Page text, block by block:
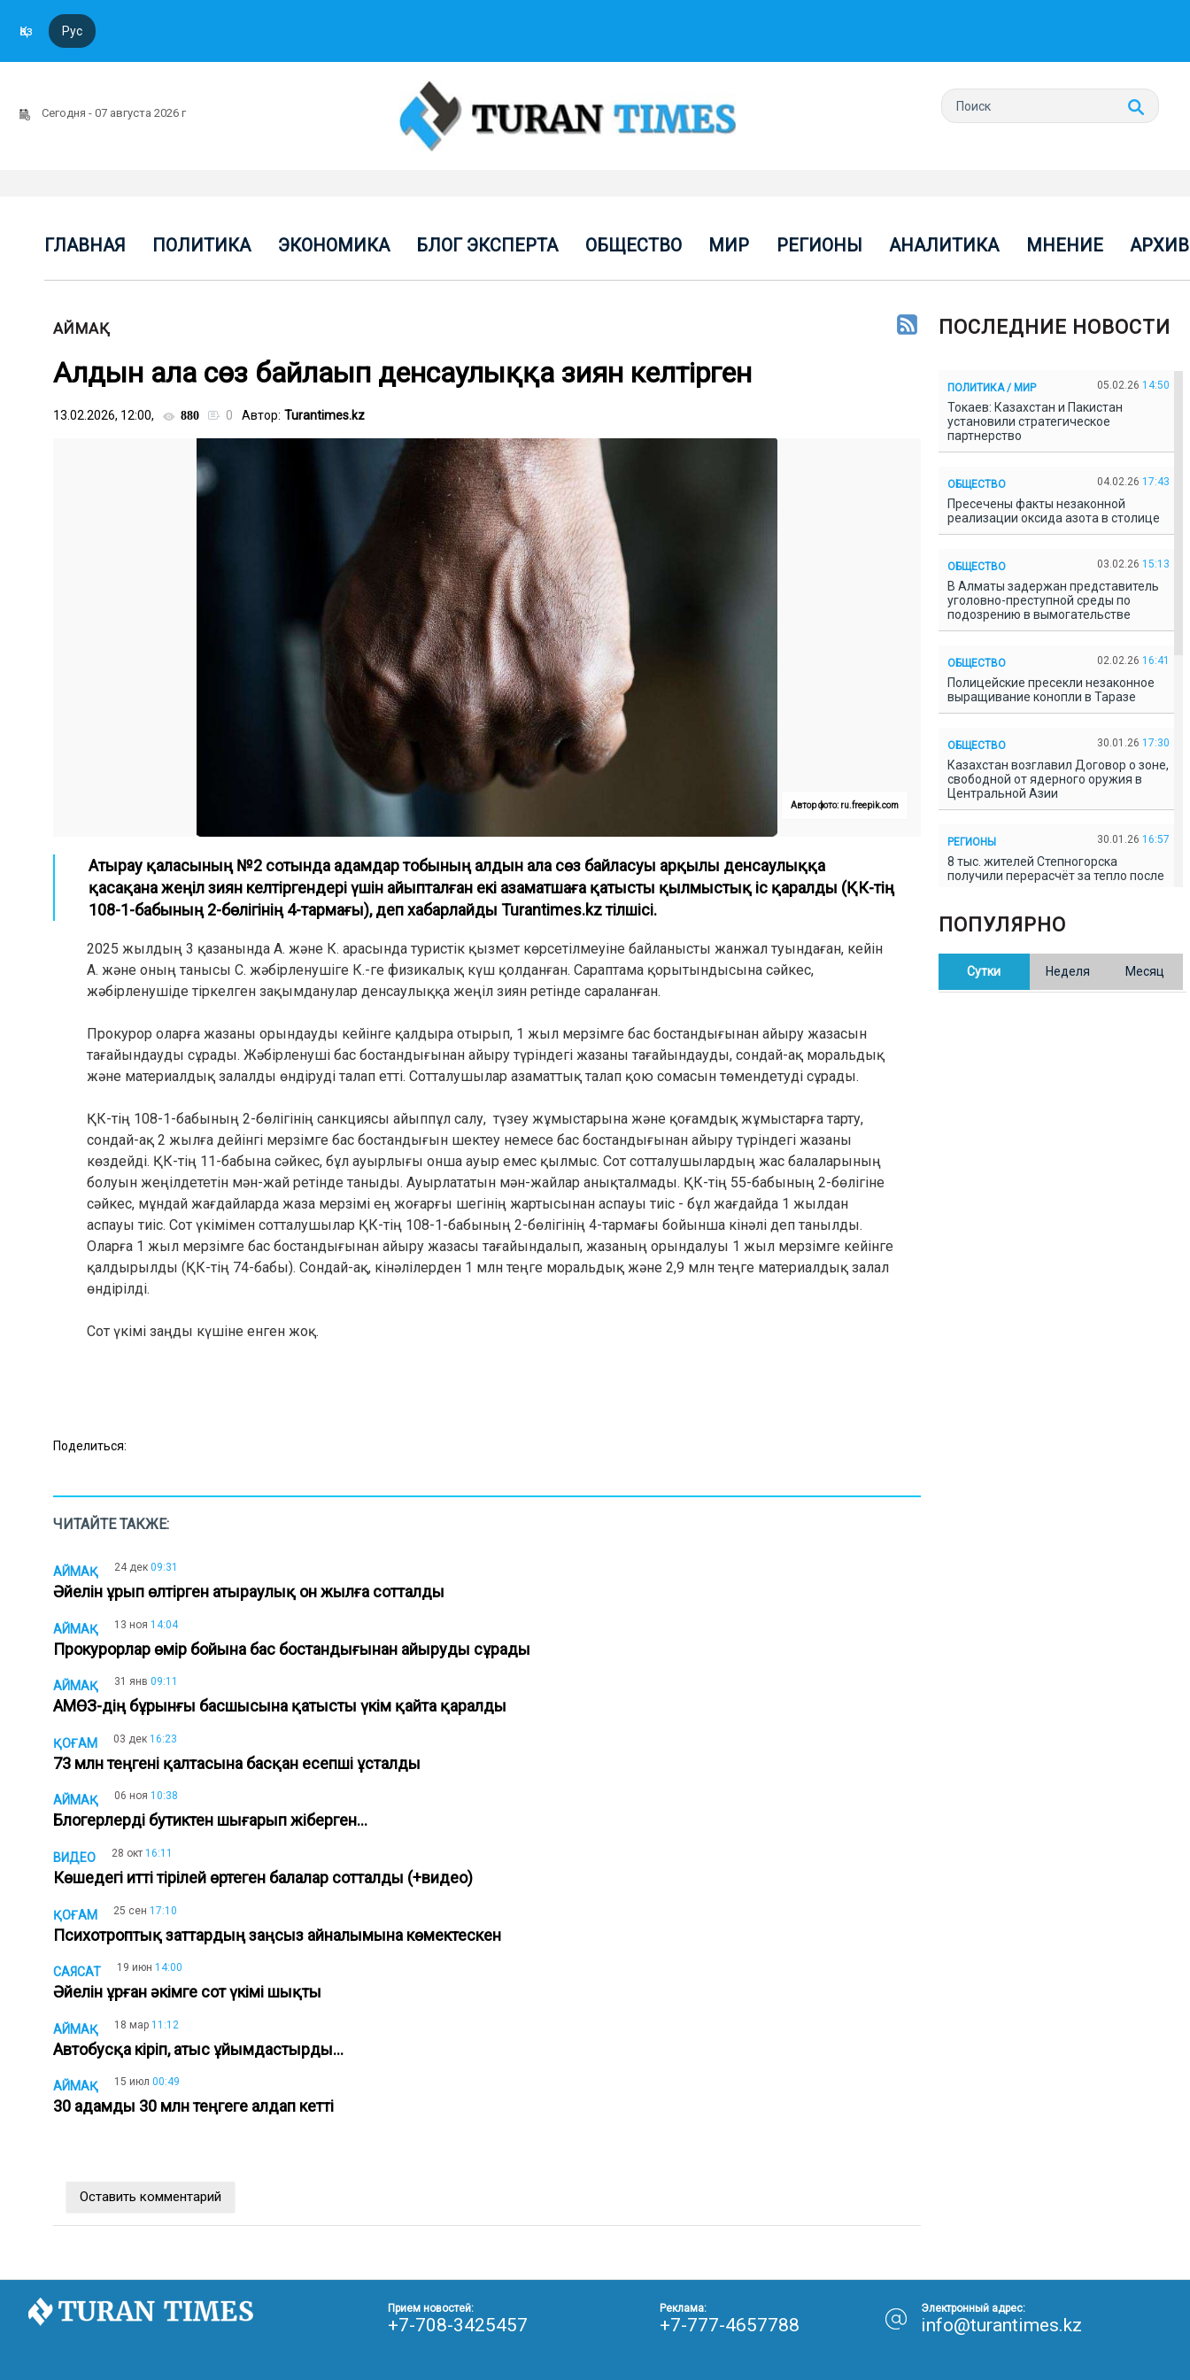
Қаз Рус
Сегодня - 07 августа 2026 г
ГЛАВНАЯ ПОЛИТИКА ЭКОНОМИКА БЛОГ ЭКСПЕРТА ОБЩЕСТВО МИР РЕГИОНЫ АНАЛИТИКА МНЕНИЕ АРХИВ
АЙМАҚ
Алдын ала сөз байлаып денсаулыққа зиян келтірген
13.02.2026, 12:00, 880 0 Автор: Turantimes.kz
Автор фото: ru.freepik.com
Атырау қаласының №2 сотында адамдар тобының алдын ала сөз байласуы арқылы денсаулыққа
қасақана жеңіл зиян келтіргендері үшін айыпталған екі азаматшаға қатысты қылмыстық іс қаралды (ҚК-тің
108-1-бабының 2-бөлігінің 4-тармағы), деп хабарлайды Turantimes.kz тілшісі.
2025 жылдың 3 қазанында А. және К. арасында туристік қызмет көрсетілмеуіне байланысты жанжал туындаған, кейін
А. және оның танысы С. жәбірленушіге К.-ге физикалық күш қолданған. Сараптама қорытындысына сәйкес,
жәбірленушіде тіркелген зақымданулар денсаулыққа жеңіл зиян ретінде сараланған.
Прокурор оларға жазаны орындауды кейінге қалдыра отырып, 1 жыл мерзімге бас бостандығынан айыру жазасын
тағайындауды сұрады. Жәбірленуші бас бостандығынан айыру түріндегі жазаны тағайындауды, сондай-ақ моральдық
және материалдық залалды өндіруді талап етті. Сотталушылар азаматтық талап қою сомасын төмендетуді сұрады.
ҚК-тің 108-1-бабының 2-бөлігінің санкциясы айыппұл салу, түзеу жұмыстарына және қоғамдық жұмыстарға тарту,
сондай-ақ 2 жылға дейінгі мерзімге бас бостандығын шектеу немесе бас бостандығынан айыру түріндегі жазаны
көздейді. ҚК-тің 11-бабына сәйкес, бұл ауырлығы онша ауыр емес қылмыс. Сот сотталушылардың жас балаларының
болуын жеңілдететін мән-жай ретінде таныды. Ауырлататын мән-жайлар анықталмады. ҚК-тің 55-бабының 2-бөлігіне
сәйкес, мұндай жағдайларда жаза мерзімі ең жоғарғы шегінің жартысынан аспауы тиіс - бұл жағдайда 1 жылдан
аспауы тиіс. Сот үкімімен сотталушылар ҚК-тің 108-1-бабының 2-бөлігінің 4-тармағы бойынша кінәлі деп танылды.
Оларға 1 жыл мерзімге бас бостандығынан айыру жазасы тағайындалып, жазаның орындалуы 1 жыл мерзімге кейінге
қалдырылды (ҚК-тің 74-бабы). Сондай-ақ, кінәлілерден 1 млн теңге моральдық және 2,9 млн теңге материалдық залал
өндірілді.
Сот үкімі заңды күшіне енген жоқ.
Поделиться:
ЧИТАЙТЕ ТАКЖЕ:
АЙМАҚ 24 дек 09:31
Әйелін ұрып өлтірген атыраулық он жылға сотталды
АЙМАҚ 13 ноя 14:04
Прокурорлар өмір бойына бас бостандығынан айыруды сұрады
АЙМАҚ 31 янв 09:11
АМӨЗ-дің бұрынғы басшысына қатысты үкім қайта қаралды
ҚОҒАМ 03 дек 16:23
73 млн теңгені қалтасына басқан есепші ұсталды
АЙМАҚ 06 ноя 10:38
Блогерлерді бутиктен шығарып жіберген...
ВИДЕО 28 окт 16:11
Көшедегі итті тірілей өртеген балалар сотталды (+видео)
ҚОҒАМ 25 сен 17:10
Психотроптық заттардың заңсыз айналымына көмектескен
САЯСАТ 19 июн 14:00
Әйелін ұрған әкімге сот үкімі шықты
АЙМАҚ 18 мар 11:12
Автобусқа кіріп, атыс ұйымдастырды...
АЙМАҚ 15 июл 00:49
30 адамды 30 млн теңгеге алдап кетті
Оставить комментарий
ПОСЛЕДНИЕ НОВОСТИ
ПОЛИТИКА / МИР 05.02.26 14:50
Токаев: Казахстан и Пакистан
установили стратегическое
партнерство
ОБЩЕСТВО 04.02.26 17:43
Пресечены факты незаконной
реализации оксида азота в столице
ОБЩЕСТВО 03.02.26 15:13
В Алматы задержан представитель
уголовно-преступной среды по
подозрению в вымогательстве
ОБЩЕСТВО 02.02.26 16:41
Полицейские пресекли незаконное
выращивание конопли в Таразе
ОБЩЕСТВО 30.01.26 17:30
Казахстан возглавил Договор о зоне,
свободной от ядерного оружия в
Центральной Азии
РЕГИОНЫ 30.01.26 16:57
8 тыс. жителей Степногорска
получили перерасчёт за тепло после
В Казахстане готовят новую
редакцию Конституции: меняется
ПОПУЛЯРНО
Сутки Неделя Месяц
Прием новостей:
+7-708-3425457
Реклама:
+7-777-4657788
Электронный адрес:
info@turantimes.kz